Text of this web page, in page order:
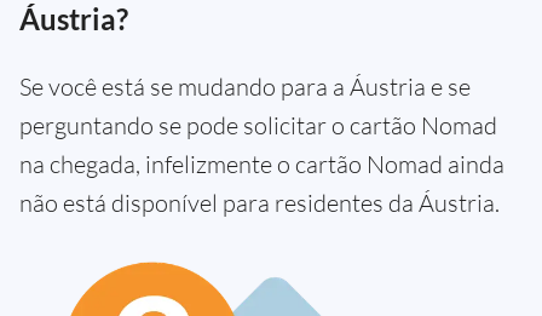
Áustria?
Se você está se mudando para a Áustria e se
perguntando se pode solicitar o cartão Nomad
na chegada, infelizmente o cartão Nomad ainda
não está disponível para residentes da Áustria.